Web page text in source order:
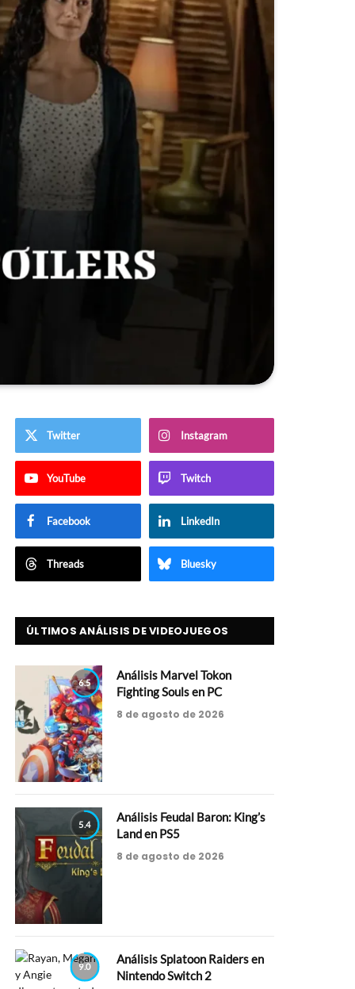
Twitter Instagram
YouTube Twitch
Facebook LinkedIn
Threads Bluesky
ÚLTIMOS ANÁLISIS DE VIDEOJUEGOS
6.5
Análisis Marvel Tokon
Fighting Souls en PC
8 de agosto de 2026
5.4
Análisis Feudal Baron: King’s
Land en PS5
8 de agosto de 2026
9.0
Análisis Splatoon Raiders en
Nintendo Switch 2